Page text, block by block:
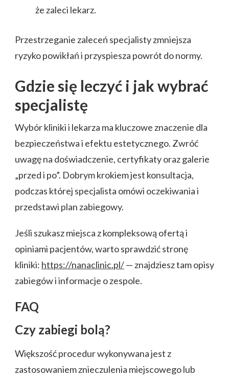
że zaleci lekarz.
Przestrzeganie zaleceń specjalisty zmniejsza
ryzyko powikłań i przyspiesza powrót do normy.
Gdzie się leczyć i jak wybrać
specjalistę
Wybór kliniki i lekarza ma kluczowe znaczenie dla
bezpieczeństwa i efektu estetycznego. Zwróć
uwagę na doświadczenie, certyfikaty oraz galerie
„przed i po”. Dobrym krokiem jest konsultacja,
podczas której specjalista omówi oczekiwania i
przedstawi plan zabiegowy.
Jeśli szukasz miejsca z kompleksową ofertą i
opiniami pacjentów, warto sprawdzić stronę
kliniki: https://nanaclinic.pl/— znajdziesz tam opisy
zabiegów i informacje o zespole.
FAQ
Czy zabiegi bolą?
Większość procedur wykonywana jest z
zastosowaniem znieczulenia miejscowego lub